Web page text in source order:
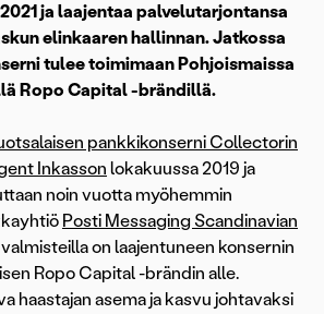
ja laajentaa palvelutarjontansa
elinkaaren hallinnan. Jatkossa
tulee toimimaan Pohjoismaissa
Ropo Capital -brändillä.
pankkikonserni Collectorin
Inkasson lokakuussa 2019 ja
noin vuotta myöhemmin
Posti Messaging Scandinavian
on laajentuneen konsernin
Ropo Capital -brändin alle.
haastajan asema ja kasvu johtavaksi